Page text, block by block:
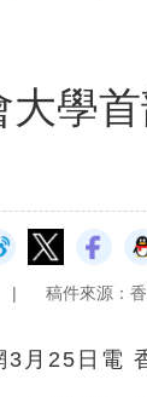
大學
| 稿件來源：
3月25日電